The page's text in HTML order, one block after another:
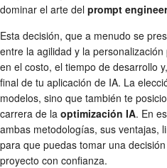
dominar el arte del prompt
Esta decisión, que a menudo se
entre la agilidad y la
en el costo, el tiempo de desarrollo
final de tu aplicación de IA. La
modelos, sino que también te
carrera de la optimización IA. En
ambas metodologías, sus ventajas,
para que puedas tomar una
proyecto con confianza.